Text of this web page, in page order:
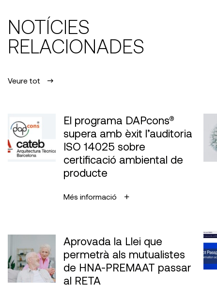
NOTÍCIES
RELACIONADES
Veure tot
El programa DAPcons®
supera amb èxit l’auditoria
ISO 14025 sobre
certificació ambiental de
producte
Més informació
Aprovada la Llei que
permetrà als mutualistes
de HNA-PREMAAT passar
al RETA